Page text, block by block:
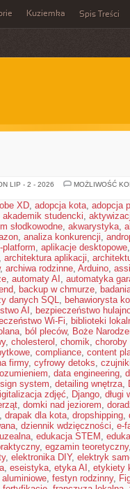
Kuziemka Spis Treści
LIP - 2 - 2026
MOŻLIWOŚĆ
XD, adopcja kota, adopcja
akademik studencki,
słodkowodne, akwarystyka,
, analiza konkurencji,
, aplikacje desktopowe
, architektura aplikacji,
, archiwa rodzinne, Arduino,
, automaty AI , automatyka
, backup w chmurze,
danych SQL, behawiorysta
AI , bezpieczeństwo
Wi-Fi, biblioteki
, ból pleców, Boże
, cholesterol , chomik, choroby
, compliance, content
firmy, cyfrowy detoks,
, data engineering,
system, detailing wnętrza,
zdjęć, Django, długi
, domki nad jeziorem,
, drapak dla kota, dropshipping,
, dziennik wdzięczności, e-
, edukacja STEM ,
, egzamin teoretyczny
, elektronika DIY, elektryk
, eseistyka, etyka AI , etykiety
, festyn rodzinny,